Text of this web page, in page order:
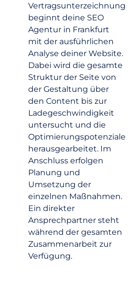
Vertragsunterzeichnung
beginnt deine SEO
Agentur in Frankfurt
mit der ausführlichen
Analyse deiner Website.
Dabei wird die gesamte
Struktur der Seite von
der Gestaltung über
den Content bis zur
Ladegeschwindigkeit
untersucht und die
Optimierungspotenziale
herausgearbeitet. Im
Anschluss erfolgen
Planung und
Umsetzung der
einzelnen Maßnahmen.
Ein direkter
Ansprechpartner steht
während der gesamten
Zusammenarbeit zur
Verfügung.